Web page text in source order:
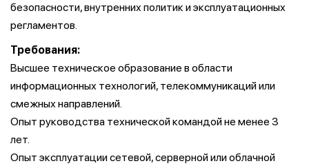
безопасности, внутренних политик и эксплуатационных
регламентов.
Требования:
Высшее техническое образование в области
информационных технологий, телекоммуникаций или
смежных направлений.
Опыт руководства технической командой не менее 3
лет.
Опыт эксплуатации сетевой, серверной или облачной